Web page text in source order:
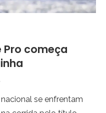
Pro começa
se enfrentam